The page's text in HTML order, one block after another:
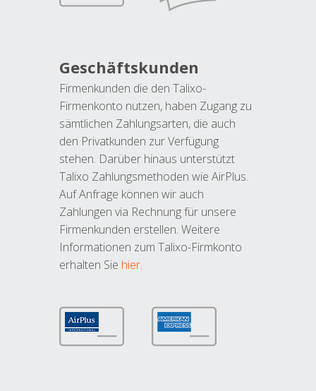
Geschäftskunden
Firmenkunden die den Talixo-
Firmenkonto nutzen, haben Zugang zu
sämtlichen Zahlungsarten, die auch
den Privatkunden zur Verfügung
stehen. Darüber hinaus unterstützt
Talixo Zahlungsmethoden wie AirPlus.
Auf Anfrage können wir auch
Zahlungen via Rechnung für unsere
Firmenkunden erstellen. Weitere
Informationen zum Talixo-Firmkonto
erhalten Sie hier.